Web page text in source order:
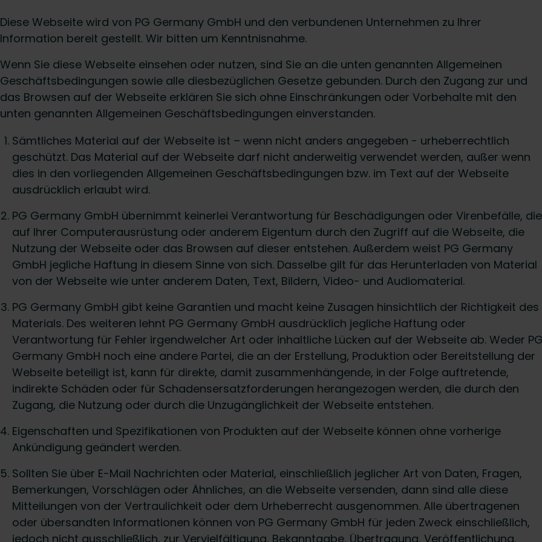
Diese Webseite wird von PG Germany GmbH und den verbundenen Unternehmen zu Ihrer
Information bereit gestellt. Wir bitten um Kenntnisnahme.
Wenn Sie diese Webseite einsehen oder nutzen, sind Sie an die unten genannten Allgemeinen
Geschäftsbedingungen sowie alle diesbezüglichen Gesetze gebunden. Durch den Zugang zur und
das Browsen auf der Webseite erklären Sie sich ohne Einschränkungen oder Vorbehalte mit den
unten genannten Allgemeinen Geschäftsbedingungen einverstanden.
Sämtliches Material auf der Webseite ist – wenn nicht anders angegeben - urheberrechtlich
geschützt. Das Material auf der Webseite darf nicht anderweitig verwendet werden, außer wenn
dies in den vorliegenden Allgemeinen Geschäftsbedingungen bzw. im Text auf der Webseite
ausdrücklich erlaubt wird.
PG Germany GmbH übernimmt keinerlei Verantwortung für Beschädigungen oder Virenbefälle, die
auf Ihrer Computerausrüstung oder anderem Eigentum durch den Zugriff auf die Webseite, die
Nutzung der Webseite oder das Browsen auf dieser entstehen. Außerdem weist PG Germany
GmbH jegliche Haftung in diesem Sinne von sich. Dasselbe gilt für das Herunterladen von Material
von der Webseite wie unter anderem Daten, Text, Bildern, Video- und Audiomaterial.
PG Germany GmbH gibt keine Garantien und macht keine Zusagen hinsichtlich der Richtigkeit des
Materials. Des weiteren lehnt PG Germany GmbH ausdrücklich jegliche Haftung oder
Verantwortung für Fehler irgendwelcher Art oder inhaltliche Lücken auf der Webseite ab. Weder
Germany GmbH noch eine andere Partei, die an der Erstellung, Produktion oder Bereitstellung der
Webseite beteiligt ist, kann für direkte, damit zusammenhängende, in der Folge auftretende,
indirekte Schäden oder für Schadensersatzforderungen herangezogen werden, die durch den
Zugang, die Nutzung oder durch die Unzugänglichkeit der Webseite entstehen.
Eigenschaften und Spezifikationen von Produkten auf der Webseite können ohne vorherige
Ankündigung geändert werden.
Sollten Sie über E-Mail Nachrichten oder Material, einschließlich jeglicher Art von Daten, Fragen,
Bemerkungen, Vorschlägen oder Ähnliches, an die Webseite versenden, dann sind alle diese
Mitteilungen von der Vertraulichkeit oder dem Urheberrecht ausgenommen. Alle übertragenen
oder übersandten Informationen können von PG Germany GmbH für jeden Zweck einschließlich,
jedoch nicht ausschließlich, zur Vervielfältigung, Bekanntgabe, Übertragung, Veröffentlichung,